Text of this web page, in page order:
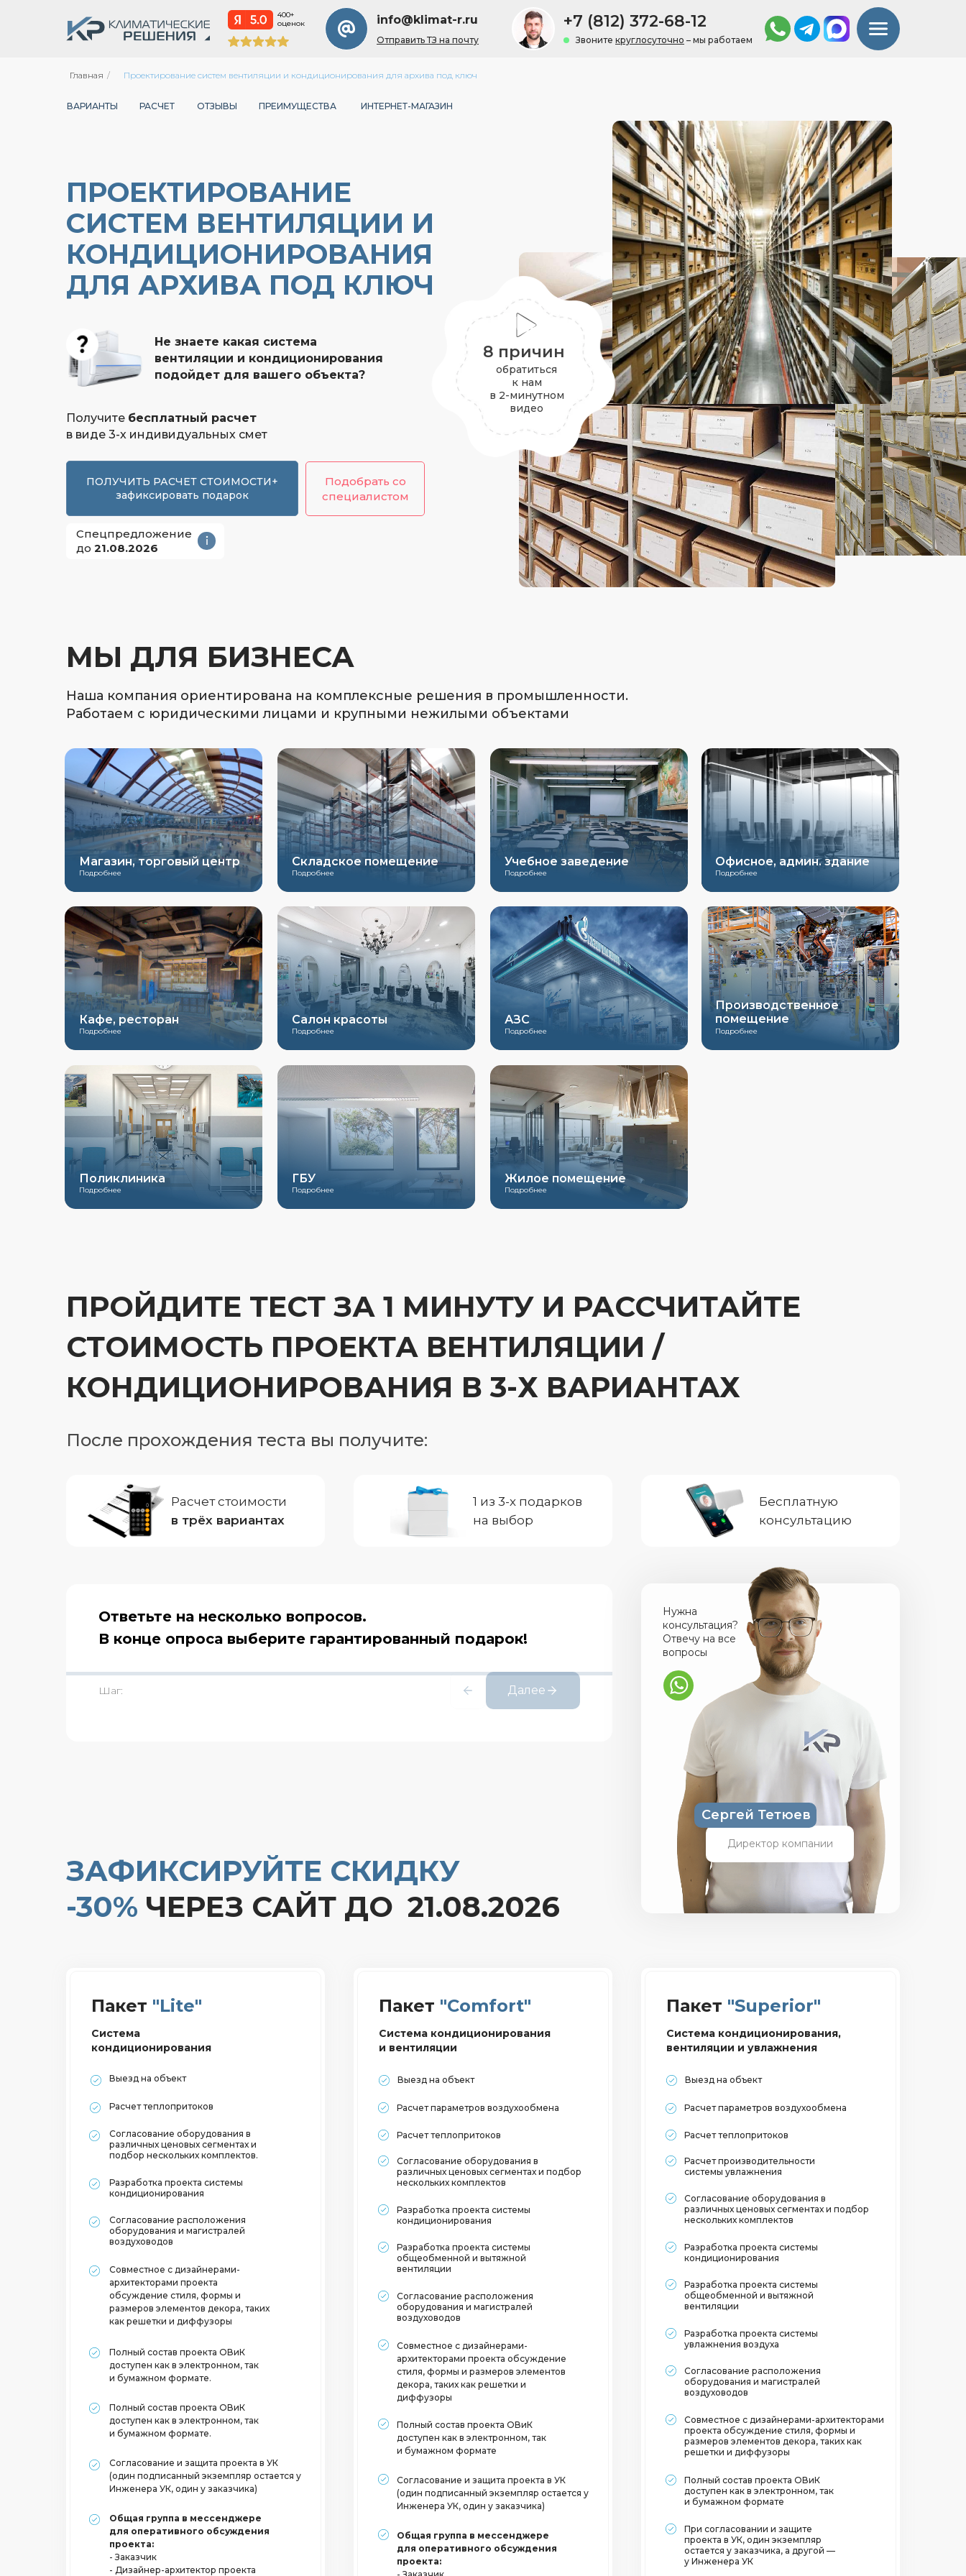
+7 (812) 372-68-12
Звоните круглосуточно – мы работаем
Отправить ТЗ на почту
info@klimat-r.ru
400+
оценок
Главная / Проектирование систем вентиляции и кондиционирования для архива под ключ
ПРОЕКТИРОВАНИЕ
СИСТЕМ ВЕНТИЛЯЦИИ И
КОНДИЦИОНИРОВАНИЯ
ДЛЯ АРХИВА ПОД КЛЮЧ
ПОЛУЧИТЬ РАСЧЕТ СТОИМОСТИ+
зафиксировать подарок
ВАРИАНТЫ РАСЧЕТ ОТЗЫВЫ ПРЕИМУЩЕСТВА ИНТЕРНЕТ-МАГАЗИН
Получите бесплатный расчет
в виде 3-х индивидуальных смет
Подобрать со
специалистом
Не знаете какая система
вентиляции и кондиционирования
подойдет для вашего объекта?
обратиться
к нам
в 2-минутном
видео
8 причин
Спецпредложение
до 21.08.2026
МЫ ДЛЯ БИЗНЕСА
Наша компания ориентирована на комплексные решения в промышленности.
Работаем с юридическими лицами и крупными нежилыми объектами
Поликлиника ГБУ Жилое помещение
Кафе, ресторан Салон красоты АЗС
Производственное
помещение
Магазин, торговый центр Складское помещение Учебное заведение Офисное, админ. здание
Подробнее Подробнее Подробнее
Подробнее Подробнее Подробнее Подробнее
Подробнее Подробнее Подробнее Подробнее
ПРОЙДИТЕ ТЕСТ ЗА 1 МИНУТУ И РАССЧИТАЙТЕ
СТОИМОСТЬ ПРОЕКТА ВЕНТИЛЯЦИИ /
КОНДИЦИОНИРОВАНИЯ В 3-Х ВАРИАНТАХ
1 из 3-х подарков
на выбор
Бесплатную
консультацию
Расчет стоимости
в трёх вариантах
После прохождения теста вы получите:
Сергей Тетюев
Директор компании
Нужна
консультация?
Отвечу на все
вопросы
Ответьте на несколько вопросов.
В конце опроса выберите гарантированный подарок!
Шаг: Далее
ЗАФИКСИРУЙТЕ СКИДКУ
-30% ЧЕРЕЗ САЙТ ДО
ЗАФИКСИРУЙТЕ СКИДКУ
-30%ЧЕРЕЗ САЙТ
21.08.2026
Выезд на объект
Пакет "Lite"
Система
кондиционирования
Расчет теплопритоков
Согласование оборудования в
различных ценовых сегментах и
подбор нескольких комплектов.
Разработка проекта системы
кондиционирования
Согласование расположения
оборудования и магистралей
воздуховодов
Совместное с дизайнерами-
архитекторами проекта
обсуждение стиля, формы и
размеров элементов декора, таких
как решетки и диффузоры
Полный состав проекта ОВиК
доступен как в электронном, так
и бумажном формате.
Полный состав проекта ОВиК
доступен как в электронном, так
и бумажном формате.
Согласование и защита проекта в УК
(один подписанный экземпляр остается у
Инженера УК, один у заказчика)
Общая группа в мессенджере
для оперативного обсуждения
проекта:
- Заказчик
- Дизайнер-архитектор проекта
Выезд на объект
Пакет "Comfort"
Система кондиционирования
и вентиляции
Расчет параметров воздухообмена
Расчет теплопритоков
Согласование оборудования в
различных ценовых сегментах и подбор
нескольких комплектов
Разработка проекта системы
кондиционирования
Разработка проекта системы
общеобменной и вытяжной
вентиляции
Согласование расположения
оборудования и магистралей
воздуховодов
Совместное с дизайнерами-
архитекторами проекта обсуждение
стиля, формы и размеров элементов
декора, таких как решетки и
диффузоры
Полный состав проекта ОВиК
доступен как в электронном, так
и бумажном формате
Согласование и защита проекта в УК
(один подписанный экземпляр остается у
Инженера УК, один у заказчика)
Общая группа в мессенджере
для оперативного обсуждения
проекта:
Выезд на объект
Пакет "Superior"
Система кондиционирования,
вентиляции и увлажнения
Расчет параметров воздухообмена
Расчет теплопритоков
Расчет производительности
системы увлажнения
Согласование оборудования в
различных ценовых сегментах и подбор
нескольких комплектов
Разработка проекта системы
кондиционирования
Разработка проекта системы
общеобменной и вытяжной
вентиляции
Разработка проекта системы
увлажнения воздуха
Согласование расположения
оборудования и магистралей
воздуховодов
Совместное с дизайнерами-архитекторами
проекта обсуждение стиля, формы и
размеров элементов декора, таких как
решетки и диффузоры
Полный состав проекта ОВиК
доступен как в электронном, так
и бумажном формате
При согласовании и защите
проекта в УК, один экземпляр
остается у заказчика, а другой —
у Инженера УК